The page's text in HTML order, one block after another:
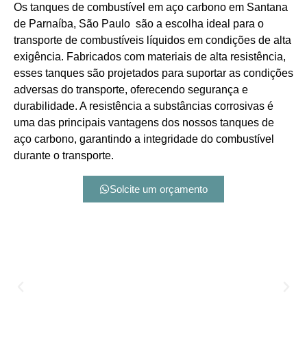
Os tanques de combustível em aço carbono em Santana
de Parnaíba, São Paulo são a escolha ideal para o
transporte de combustíveis líquidos em condições de alta
exigência. Fabricados com materiais de alta resistência,
esses tanques são projetados para suportar as condições
adversas do transporte, oferecendo segurança e
durabilidade. A resistência a substâncias corrosivas é
uma das principais vantagens dos nossos tanques de
aço carbono, garantindo a integridade do combustível
durante o transporte.
Solcite um orçamento